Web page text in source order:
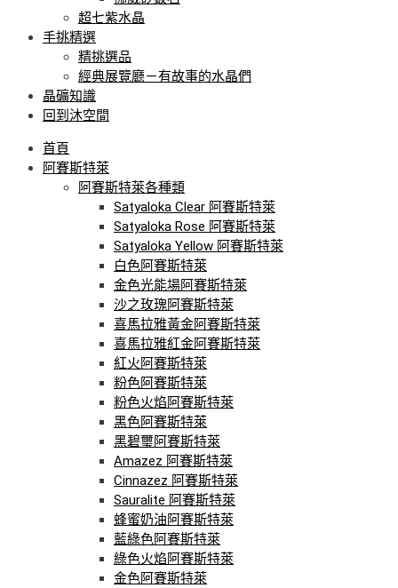
超七紫水晶
手挑精選
精挑選品
經典展覽廳－有故事的水晶們
晶礦知識
回到沐空間
首頁
阿賽斯特萊
阿賽斯特萊各種類
Satyaloka Clear 阿賽斯特萊
Satyaloka Rose 阿賽斯特萊
Satyaloka Yellow 阿賽斯特萊
白色阿賽斯特萊
金色光能場阿賽斯特萊
沙之玫瑰阿賽斯特萊
喜馬拉雅黃金阿賽斯特萊
喜馬拉雅紅金阿賽斯特萊
紅火阿賽斯特萊
粉色阿賽斯特萊
粉色火焰阿賽斯特萊
黑色阿賽斯特萊
黑碧璽阿賽斯特萊
Amazez 阿賽斯特萊
Cinnazez 阿賽斯特萊
Sauralite 阿賽斯特萊
蜂蜜奶油阿賽斯特萊
藍綠色阿賽斯特萊
綠色火焰阿賽斯特萊
金色阿賽斯特萊